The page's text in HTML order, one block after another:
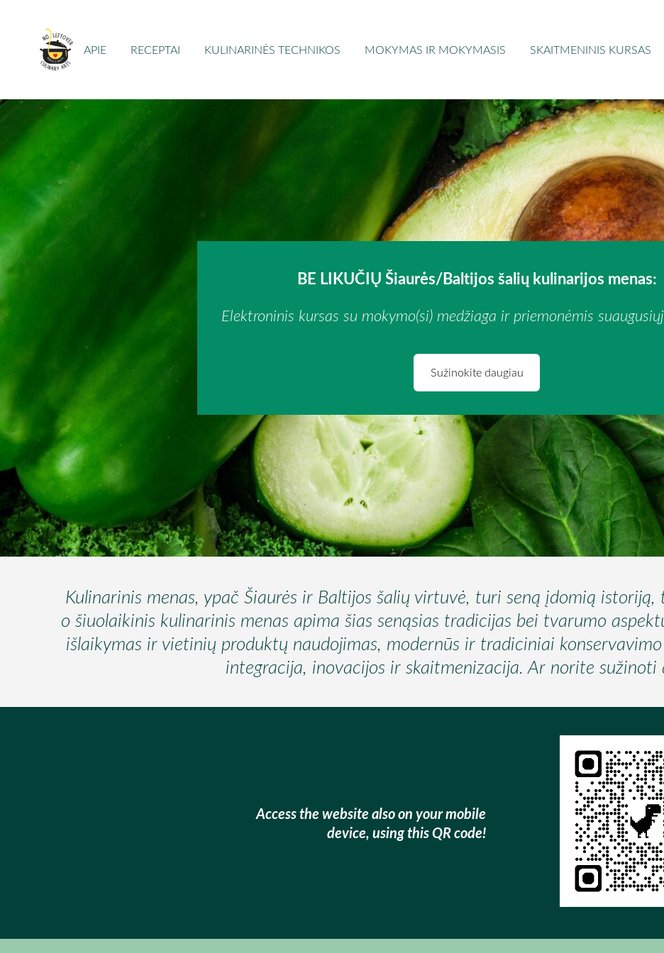
APIE RECEPTAI KULINARINĖS TECHNIKOS MOKYMAS IR MOKYMASIS SKAITMENINIS KURSAS
BE LIKUČIŲ Šiaurės/Baltijos šalių kulinarijos menas:
Elektroninis kursas su mokymo(si) medžiaga ir priemonėmis
Sužinokite daugiau
Kulinarinis menas, ypač Šiaurės ir Baltijos šalių virtuvė, turi seną įdomią
o šiuolaikinis kulinarinis menas apima šias senąsias tradicijas bei tvarumo
išlaikymas ir vietinių produktų naudojimas, modernūs ir tradiciniai
integracija, inovacijos ir skaitmenizacija. Ar norite sužinoti
Access the website also on your mobile
device, using this QR code!